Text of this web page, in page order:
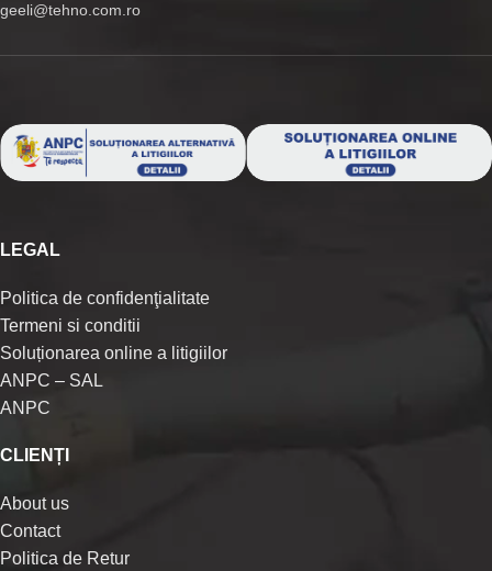
geeli@tehno.com.ro
LEGAL
Politica de confidenţialitate
Termeni si conditii
Soluționarea online a litigiilor
ANPC – SAL
ANPC
CLIENȚI
About us
Contact
Politica de Retur